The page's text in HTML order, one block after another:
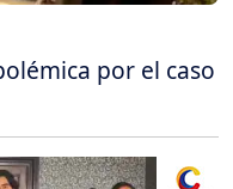
por el caso